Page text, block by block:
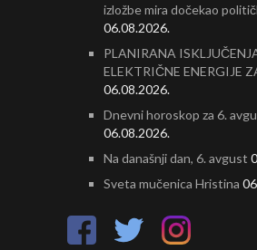
izložbe mira dočekao
06.08.2026.
PLANIRANA
ELEKTRIČNE ENERGIJE
06.08.2026.
Dnevni horoskop za 6.
06.08.2026.
Na današnji dan, 6. avgust
Sveta mučenica Hristina